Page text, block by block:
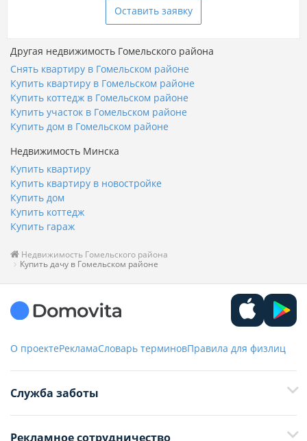
Оставить заявку
Другая недвижимость Гомельского района
Снять квартиру в Гомельском районе
Купить квартиру в Гомельском районе
Купить коттедж в Гомельском районе
Купить участок в Гомельском районе
Купить дом в Гомельском районе
Недвижимость Минска
Купить квартиру
Купить квартиру в новостройке
Купить дом
Купить коттедж
Купить гараж
Недвижимость Гомельского района
Купить дачу в Гомельском районе
О проектеРекламаСловарь терминовПравила для физлиц
Служба заботы
Рекламное сотрудничество